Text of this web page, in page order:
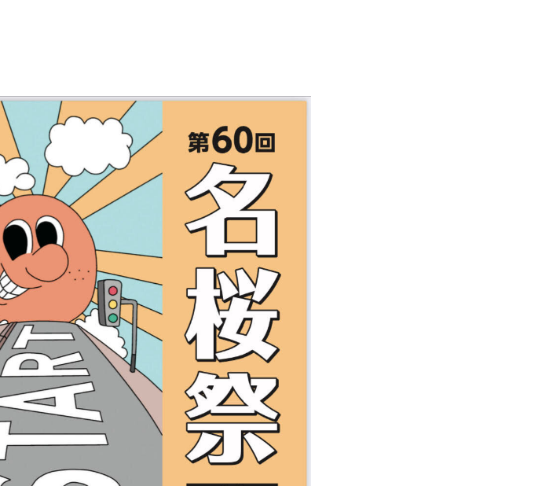
地域・一般の方 企業の人事担当の方
交通アクセス